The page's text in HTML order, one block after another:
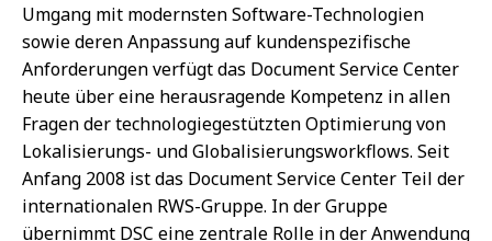
Umgang mit modernsten Software-Technologien
sowie deren Anpassung auf kundenspezifische
Anforderungen verfügt das Document Service Center
heute über eine herausragende Kompetenz in allen
Fragen der technologiegestützten Optimierung von
Lokalisierungs- und Globalisierungsworkflows. Seit
Anfang 2008 ist das Document Service Center Teil der
internationalen RWS-Gruppe. In der Gruppe
übernimmt DSC eine zentrale Rolle in der Anwendung